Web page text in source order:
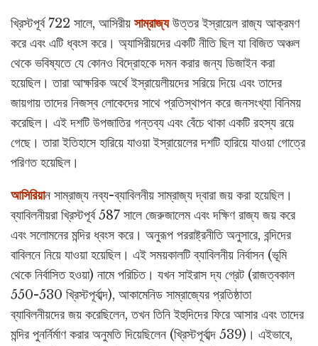
খ্রিস্টপূর্ব 722 সালে, আসিরীয় সাম্রাজ্যউত্তর ইস্রায়েল রাজ্য আক্রমণ
করে এবং এটি ধ্বংস করে। অ্যাসিরীয়দের একটি নীতি ছিল যা বিজিত অঞ্চল
থেকে ভবিষ্যতে যে কোনও বিদ্রোহকে দমন করার জন্য ডিজাইন করা
হয়েছিল। তারা আক্ষরিক অর্থে ইস্রায়েলীয়দের সরিয়ে দিয়ে এবং তাদের
জায়গায় তাদের নিজস্ব লোকেদের সাথে প্রতিস্থাপন করে জনসংখ্যা বিনিময়
করেছিল। এই দশটি উপজাতির গন্তব্য এবং বেঁচে থাকা একটি রহস্য রয়ে
গেছে। তারা ইতিহাসে হারিয়ে যাওয়া ইস্রায়েলের দশটি হারিয়ে যাওয়া গোত্রে
পরিণত হয়েছিল।
আসিরিয়ান সাম্রাজ্য নব্য-ব্যাবিলনীয় সাম্রাজ্য দ্বারা জয় করা হয়েছিল।
ব্যাবিলনীয়রা খ্রিস্টপূর্ব 587 সালে জেরুজালেম এবং দক্ষিণ রাজ্য জয় করে
এবং সলোমনের মন্দির ধ্বংস করে। অনুরূপ পররাষ্ট্রনীতি অনুসারে, বন্দিদের
বাবিলনে নিয়ে যাওয়া হয়েছিল। এই সময়কালটি ব্যাবিলনীয় নির্বাসন (ভূমি
থেকে নির্বাসিত হওয়া) নামে পরিচিত। যখন সাইরাস দ্য গ্রেট (রাজত্বকাল
550-530 খ্রিস্টপূর্বাব্দ), আকামেনিড সাম্রাজ্যের প্রতিষ্ঠাতা
ব্যাবিলনীয়দের জয় করেছিলেন, তখন তিনি ইহুদিদের ফিরে আসার এবং তাদের
মন্দির পুনর্নির্মাণ করার অনুমতি দিয়েছিলেন (খ্রিস্টপূর্বাব্দ 539)। এইভাবে,